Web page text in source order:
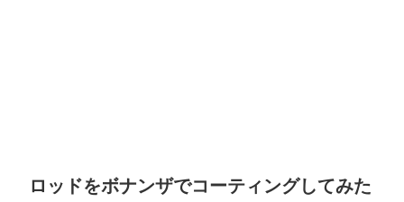
ロッドをボナンザでコーティングしてみた